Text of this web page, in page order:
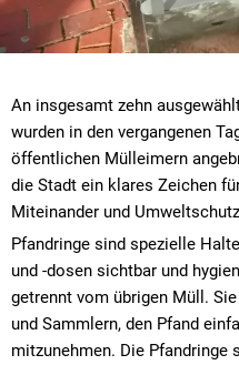
An insgesamt zehn
wurden in den vergangenen
öffentlichen Mülleimern
die Stadt ein klares Zeichen
Miteinander und
Pfandringe sind spezielle
und -dosen sichtbar und
getrennt vom übrigen Müll.
und Sammlern, den Pfand
mitzunehmen. Die